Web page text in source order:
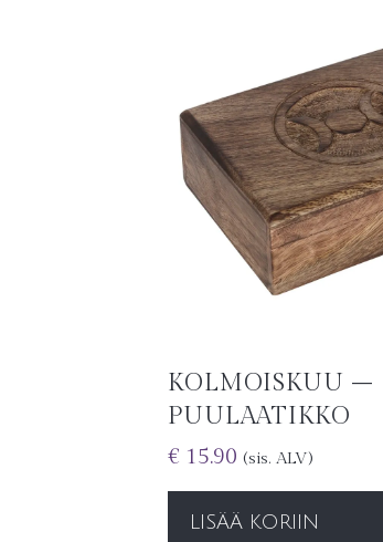
KOLMOISKUU –
PUULAATIKKO
€ 15.90 (sis. ALV)
LISÄÄ KORIIN